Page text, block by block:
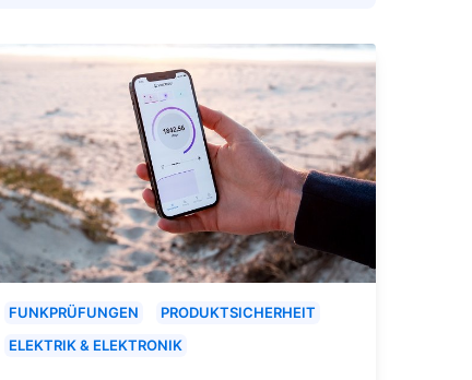
FUNKPRÜFUNGEN
PRODUKTSICHERHEIT
ELEKTRIK & ELEKTRONIK